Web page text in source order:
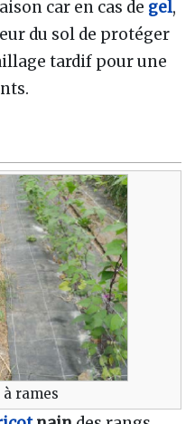
car en cas de gel,
du sol de protéger
tardif pour une
rames